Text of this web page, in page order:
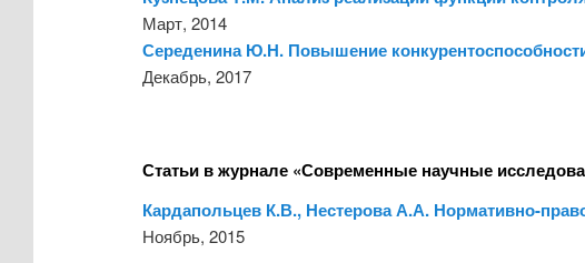
Март, 2014
Середенина Ю.Н. Повышение
Декабрь, 2017
Статьи в журнале «Современные научные
Кардапольцев К.В., Нестерова А.А. Нормативно-
Ноябрь, 2015